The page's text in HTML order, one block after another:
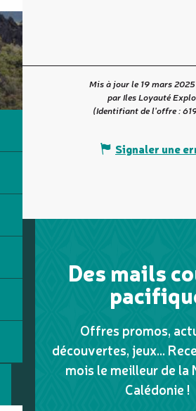
Mis à jour le 19 mars
par Iles Loyauté
(Identifiant de l'offre :
Signaler une
Des mails
Offres promos,
découvertes, jeux...
mois le meilleur de la
Calédonie !